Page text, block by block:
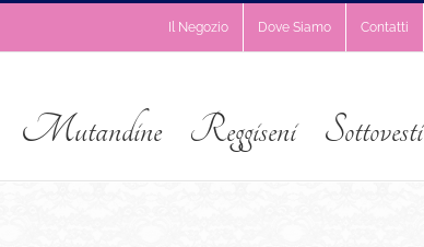
Il Negozio Dove Siamo Contatti
Mutandine Reggiseni Sottovesti